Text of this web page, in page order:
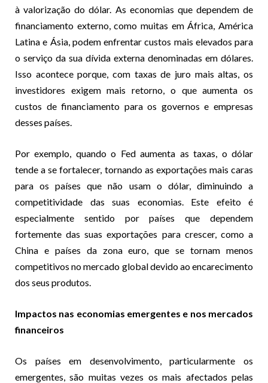
à valorização do dólar. As economias que dependem de
financiamento externo, como muitas em África, América
Latina e Ásia, podem enfrentar custos mais elevados para
o serviço da sua dívida externa denominadas em dólares.
Isso acontece porque, com taxas de juro mais altas, os
investidores exigem mais retorno, o que aumenta os
custos de financiamento para os governos e empresas
desses países.
Por exemplo, quando o Fed aumenta as taxas, o dólar
tende a se fortalecer, tornando as exportações mais caras
para os países que não usam o dólar, diminuindo a
competitividade das suas economias. Este efeito é
especialmente sentido por países que dependem
fortemente das suas exportações para crescer, como a
China e países da zona euro, que se tornam menos
competitivos no mercado global devido ao encarecimento
dos seus produtos.
Impactos nas economias emergentes e nos mercados
financeiros
Os países em desenvolvimento, particularmente os
emergentes, são muitas vezes os mais afectados pelas